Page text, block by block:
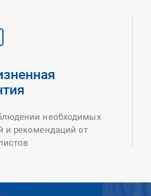
необходимых
и рекомендаций от